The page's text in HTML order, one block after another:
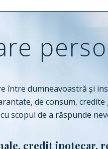
între dumneavoastră și
de consum,
scopul de a răspunde
credit ipotecar,